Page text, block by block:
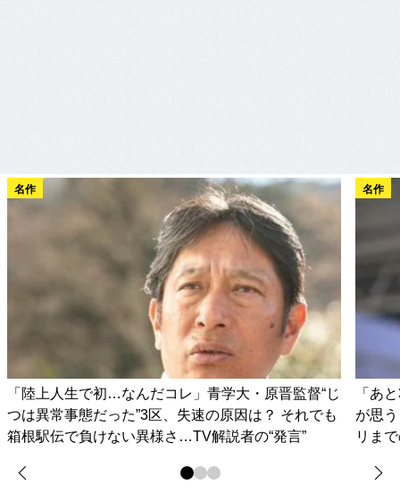
名作
「陸上人生で初…なんだコレ」青学大・原晋監督“じ
つは異常事態だった”3区、失速の原因は？ それでも
箱根駅伝で負けない異様さ…TV解説者の“発言”
名作
「あ
が思
リま